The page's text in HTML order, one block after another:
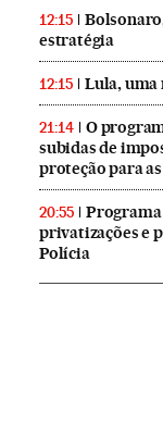
12:15
estratégia
12:15 Lula, uma
21:14
O
subidas de
proteção para
20:55
privatizações e
Polícia